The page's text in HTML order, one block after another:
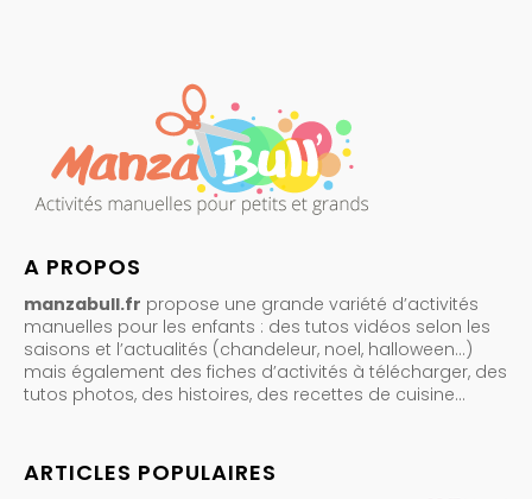
A PROPOS
manzabull.fr propose une grande variété d’activités
manuelles pour les enfants : des tutos vidéos selon les
saisons et l’actualités (chandeleur, noel, halloween…)
mais également des fiches d’activités à télécharger, des
tutos photos, des histoires, des recettes de cuisine…
ARTICLES POPULAIRES